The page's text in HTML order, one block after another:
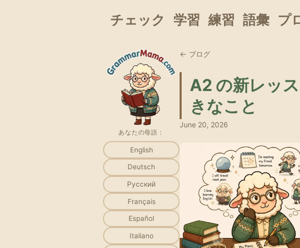
チェック 学習 練習 語彙 プ
あなたの母語：
English
Deutsch
Русский
Français
Español
Italiano
← ブログ
A2 の新レッ
きなこと
June 20, 2026